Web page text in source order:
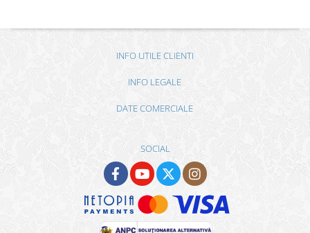
INFO UTILE CLIENTI
INFO LEGALE
DATE COMERCIALE
SOCIAL